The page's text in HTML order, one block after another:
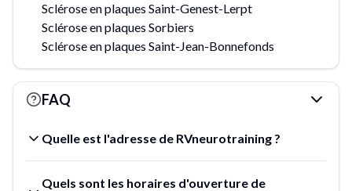
Sclérose en plaques Saint-Genest-Lerpt
Sclérose en plaques Sorbiers
Sclérose en plaques Saint-Jean-Bonnefonds
FAQ
Quelle est l'adresse de RVneurotraining ?
Quels sont les horaires d'ouverture de